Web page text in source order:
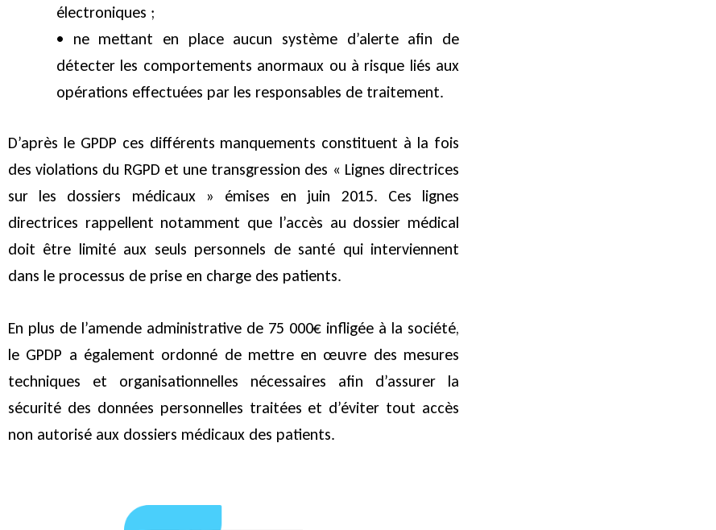
électroniques ;
• ne mettant en place aucun système d’alerte afin de
détecter les comportements anormaux ou à risque liés aux
opérations effectuées par les responsables de traitement.
D’après le GPDP ces différents manquements constituent à la fois
des violations du RGPD et une transgression des « Lignes directrices
sur les dossiers médicaux » émises en juin 2015. Ces lignes
directrices rappellent notamment que l’accès au dossier médical
doit être limité aux seuls personnels de santé qui interviennent
dans le processus de prise en charge des patients.
En plus de l’amende administrative de 75 000€ infligée à la société,
le GPDP a également ordonné de mettre en œuvre des mesures
techniques et organisationnelles nécessaires afin d’assurer la
sécurité des données personnelles traitées et d’éviter tout accès
non autorisé aux dossiers médicaux des patients.